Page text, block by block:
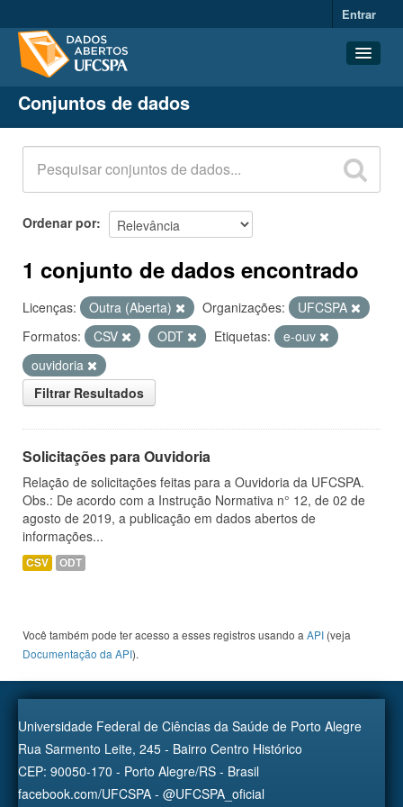
Entrar
Conjuntos de dados
Organizações
Grupos
Sobre
Conjuntos de dados
Ordenar por
1 conjunto de dados encontrado
Licenças: Outra (Aberta) Organizações:
UFCSPA
Formatos:
CSV ODT Etiquetas:
e-ouv
ouvidoria
Filtrar Resultados
Solicitações para Ouvidoria
Relação de solicitações feitas para a Ouvidoria da UFCSPA.
Obs.: De acordo com a Instrução Normativa n° 12, de 02 de
agosto de 2019, a publicação em dados abertos de
informações...
CSV ODT
Você também pode ter acesso a esses registros usando a API (veja
Documentação da API).
Universidade Federal de Ciências da Saúde de Porto Alegre
Rua Sarmento Leite, 245 - Bairro Centro Histórico
CEP: 90050-170 - Porto Alegre/RS - Brasil
facebook.com/UFCSPA - @UFCSPA_oficial